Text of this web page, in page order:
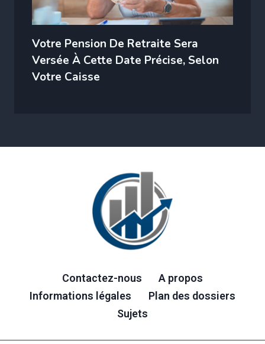
Votre Pension De Retraite Sera
Versée À Cette Date Précise, Selon
Votre Caisse
Contactez-nous
A propos
Informations légales
Plan des dossiers
Sujets